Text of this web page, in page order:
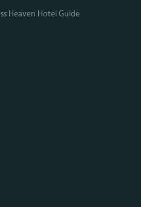
Heaven Hotel Guide